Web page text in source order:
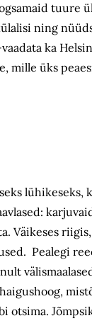
tuure
ning
ka
mille üks
Väikeses
Pealegi
otsima.